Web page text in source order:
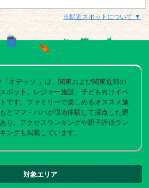
※駅近スポットについて ▼
オデッソ 」は、関東および関東近郊の
ポット、レジャー施設、子ども向けイベ
です。ファミリーで楽しめるオススメ施
とママ・パパが現地体験して採点した親
り。アクセスランキングや親子評価ラン
キングも掲載しています。
対象エリア